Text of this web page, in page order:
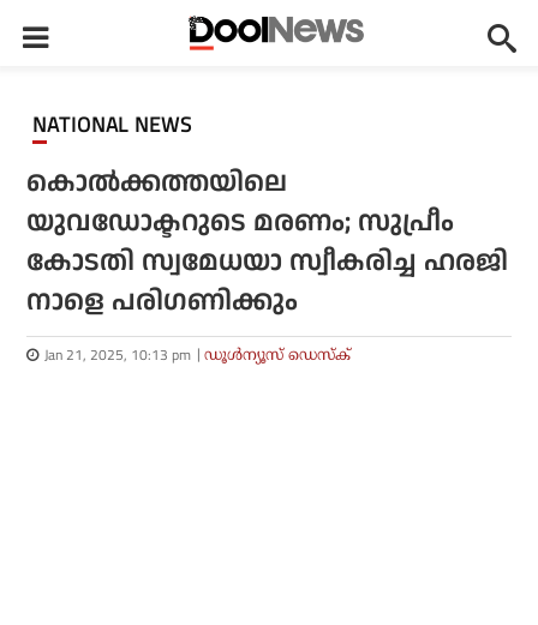
NATIONAL NEWS
കൊല്‍ക്കത്തയിലെ
യുവഡോക്ടറുടെ മരണം; സുപ്രീം
കോടതി സ്വമേധയാ സ്വീകരിച്ച ഹരജി
നാളെ പരിഗണിക്കും
Jan 21, 2025, 10:13 pm ഡൂള്‍ന്യൂസ് ഡെസ്‌ക്